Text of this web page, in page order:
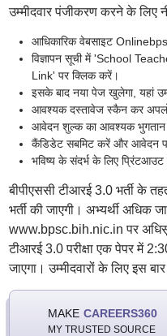
उम्मीदवार पंजीकरण करने के लिए
आधिकारिक वेबसाइट
विज्ञापन सूची में 'School
Link' पर क्लिक करें।
इसके बाद नया पेज खुलेगा, यहां
आवश्यक दस्तावेज स्कैन कर
आवेदन शुल्क का आवश्यक
कैंडिडेट सबमिट करें और आवेदन
भविष्य के संदर्भ के लिए
बीपीएससी टीआरई 3.0 भर्ती के
भर्ती की जाएगी। अभ्यर्थी अधिक
www.bpsc.bih.nic.in पर
टीआरई 3.0 परीक्षा एक पेपर में
जाएगा। उम्मीदवारों के लिए इस
MAKE CAREERS360
MY TRUSTED SOURCE